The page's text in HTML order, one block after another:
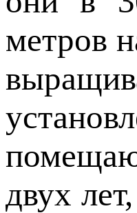
метров
двух